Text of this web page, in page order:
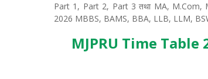
Part 1, Part 2, Part 3 तथा MA, M.Com,
2026 MBBS, BAMS, BBA, LLB, LLM,
MJPRU Time